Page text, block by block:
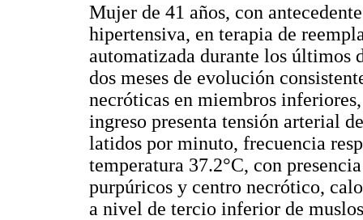
Mujer de 41 años, con
hipertensiva, en terapia de
automatizada durante los últimos
dos meses de evolución
necróticas en miembros
ingreso presenta tensión arterial
latidos por minuto, frecuencia
temperatura 37.2°C, con
purpúricos y centro necrótico,
a nivel de tercio inferior de